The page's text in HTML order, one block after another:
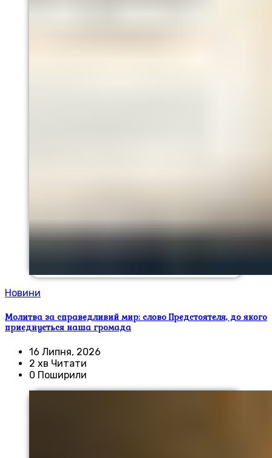
Новини
Молитва за справедливий мир: слово Предстоятеля, до якого
приєднується наша громада
16 Липня, 2026
2 хв Читати
0 Поширили